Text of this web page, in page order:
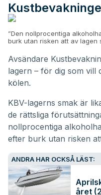
”Den nollprocentiga
burk utan risken att av lagen
Avsändare
lagern – för dig som vill
kölen.
KBV-lagerns smak är
de rättsliga
nollprocentiga
efter burk utan risken
ANDRA HAR OCKSÅ LÄST:
året